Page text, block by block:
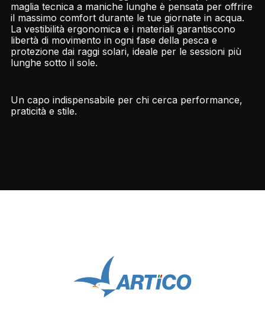
maglia tecnica a maniche lunghe è pensata per offrire
il massimo comfort durante le tue giornate in acqua.
La vestibilità ergonomica e i materiali garantiscono
libertà di movimento in ogni fase della pesca e
protezione dai raggi solari, ideale per le sessioni più
lunghe sotto il sole.
Un capo indispensabile per chi cerca performance,
praticità e stile.